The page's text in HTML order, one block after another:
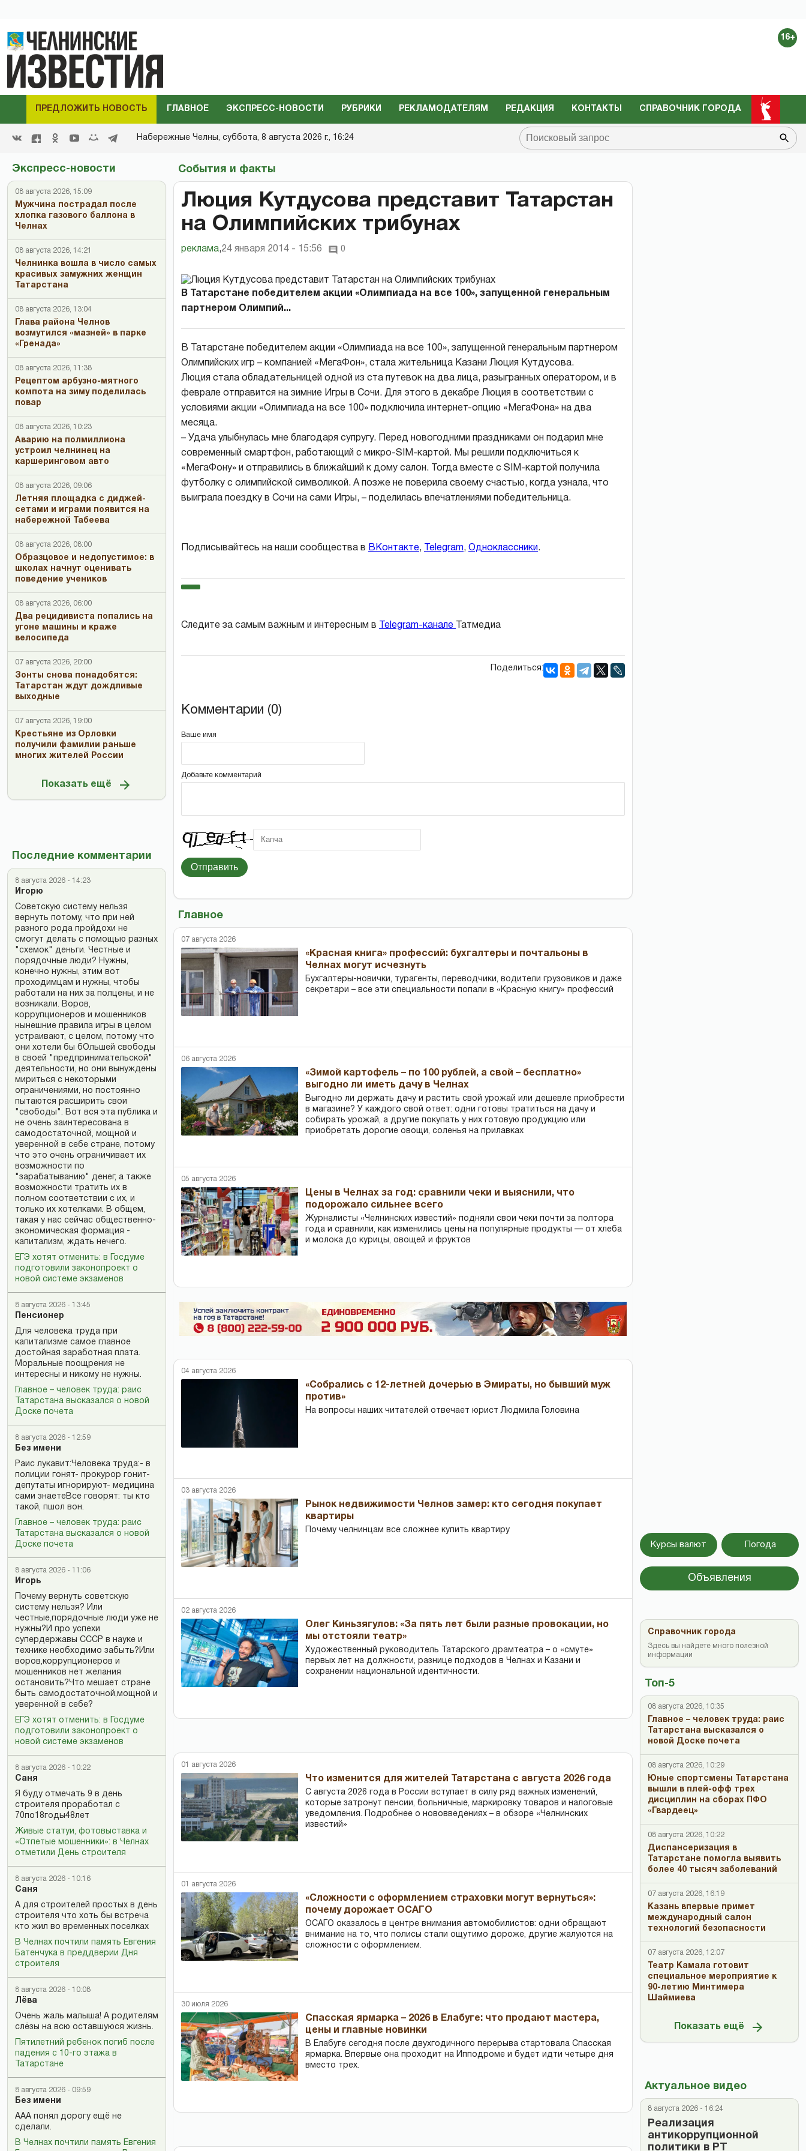
16+
ПРЕДЛОЖИТЬ НОВОСТЬ ГЛАВНОЕ ЭКСПРЕСС-НОВОСТИ РУБРИКИ РЕКЛАМОДАТЕЛЯМ РЕДАКЦИЯ КОНТАКТЫ СПРАВОЧНИК ГОРОДА
Набережные Челны, суббота, 8 августа 2026 г., 16:24
Экспресс-новости
08 августа 2026, 15:09
Мужчина пострадал после
хлопка газового баллона в
Челнах
08 августа 2026, 14:21
Челнинка вошла в число самых
красивых замужних женщин
Татарстана
08 августа 2026, 13:04
Глава района Челнов
возмутился «мазней» в парке
«Гренада»
08 августа 2026, 11:38
Рецептом арбузно-мятного
компота на зиму поделилась
повар
08 августа 2026, 10:23
Аварию на полмиллиона
устроил челнинец на
каршеринговом авто
08 августа 2026, 09:06
Летняя площадка с диджей-
сетами и играми появится на
набережной Табеева
08 августа 2026, 08:00
Образцовое и недопустимое: в
школах начнут оценивать
поведение учеников
08 августа 2026, 06:00
Два рецидивиста попались на
угоне машины и краже
велосипеда
07 августа 2026, 20:00
Зонты снова понадобятся:
Татарстан ждут дождливые
выходные
07 августа 2026, 19:00
Крестьяне из Орловки
получили фамилии раньше
многих жителей России
Показать ещё
Последние комментарии
8 августа 2026 - 14:23
Игорю
Советскую систему нельзя
вернуть потому, что при ней
разного рода пройдохи не
смогут делать с помощью разных
"схемок" деньги. Честные и
порядочные люди? Нужны,
конечно нужны, этим вот
проходимцам и нужны, чтобы
работали на них за полцены, и не
возникали. Воров,
коррупционеров и мошенников
нынешние правила игры в целом
устраивают, с целом, потому что
они хотели бы бОльшей свободы
в своей "предпринимательской"
деятельности, но они вынуждены
мириться с некоторыми
ограничениями, но постоянно
пытаются расширить свои
"свободы". Вот вся эта публика и
не очень заинтересована в
самодостаточной, мощной и
уверенной в себе стране, потому
что это очень ограничивает их
возможности по
"зарабатыванию" денег, а также
возможности тратить их в
полном соответствии с их, и
только их хотелками. В общем,
такая у нас сейчас общественно-
экономическая формация -
капитализм, ждать нечего.
ЕГЭ хотят отменить: в Госдуме
подготовили законопроект о
новой системе экзаменов
8 августа 2026 - 13:45
Пенсионер
Для человека труда при
капитализме самое главное
достойная заработная плата.
Моральные поощрения не
интересны и никому не нужны.
Главное – человек труда: раис
Татарстана высказался о новой
Доске почета
8 августа 2026 - 12:59
Без имени
Раис лукавит:Человека труда:- в
полиции гонят- прокурор гонит-
депутаты игнорируют- медицина
сами знаетеВсе говорят: ты кто
такой, пшол вон.
Главное – человек труда: раис
Татарстана высказался о новой
Доске почета
8 августа 2026 - 11:06
Игорь
Почему вернуть советскую
систему нельзя? Или
честные,порядочные люди уже не
нужны?И про успехи
супердержавы СССР в науке и
технике необходимо забыть?Или
воров,коррупционеров и
мошенников нет желания
остановить?Что мешает стране
быть самодостаточной,мощной и
уверенной в себе?
ЕГЭ хотят отменить: в Госдуме
подготовили законопроект о
новой системе экзаменов
8 августа 2026 - 10:22
Саня
Я буду отмечать 9 в день
строителя проработал с
70по18годы48лет
Живые статуи, фотовыставка и
«Отпетые мошенники»: в Челнах
отметили День строителя
8 августа 2026 - 10:16
Саня
А для строителей простых в день
строителя что хоть бы встреча
кто жил во временных поселках
В Челнах почтили память Евгения
Батенчука в преддверии Дня
строителя
8 августа 2026 - 10:08
Лёва
Очень жаль малыша! А родителям
слёзы на всю оставшуюся жизнь.
Пятилетний ребенок погиб после
падения с 10-го этажа в
Татарстане
8 августа 2026 - 09:59
Без имени
ААА понял дорогу ещё не
сделали.
В Челнах почтили память Евгения
События и факты
Люция Кутдусова представит Татарстан
на Олимпийских трибунах
реклама,24 января 2014 - 15:56 0
В Татарстане победителем акции «Олимпиада на все 100», запущенной генеральным
партнером Олимпий...
В Татарстане победителем акции «Олимпиада на все 100», запущенной генеральным партнером
Олимпийских игр – компанией «МегаФон», стала жительница Казани Люция Кутдусова.
Люция стала обладательницей одной из ста путевок на два лица, разыгранных оператором, и в
феврале отправится на зимние Игры в Сочи. Для этого в декабре Люция в соответствии с
условиями акции «Олимпиада на все 100» подключила интернет-опцию «МегаФона» на два
месяца.
– Удача улыбнулась мне благодаря супругу. Перед новогодними праздниками он подарил мне
современный смартфон, работающий с микро-SIM-картой. Мы решили подключиться к
«МегаФону» и отправились в ближайший к дому салон. Тогда вместе с SIM-картой получила
футболку с олимпийской символикой. А позже не поверила своему счастью, когда узнала, что
выиграла поездку в Сочи на сами Игры, – поделилась впечатлениями победительница.
Подписывайтесь на наши сообщества в ВКонтакте, Telegram, Одноклассники.
Следите за самым важным и интересным в Telegram-канале Татмедиа
Поделиться:
Комментарии (0)
Ваше имя
Добавьте комментарий
Отправить
Главное
07 августа 2026
«Красная книга» профессий: бухгалтеры и почтальоны в
Челнах могут исчезнуть
Бухгалтеры-новички, тур­агенты, переводчики, водители грузовиков и даже
секретари – все эти специальности попали в «Красную книгу» профессий
06 августа 2026
«Зимой картофель – по 100 рублей, а свой – бесплатно»
выгодно ли иметь дачу в Челнах
Выгодно ли держать дачу и растить свой урожай или дешевле приобрести
в магазине? У каждого свой ответ: одни готовы тратиться на дачу и
собирать урожай, а другие покупать у них готовую продукцию или
приобретать дорогие овощи, соленья на прилавках
05 августа 2026
Цены в Челнах за год: сравнили чеки и выяснили, что
подорожало сильнее всего
Журналисты «Челнинских известий» подняли свои чеки почти за полтора
года и сравнили, как изменились цены на популярные продукты — от хлеба
и молока до курицы, овощей и фруктов
04 августа 2026
«Собрались с 12-летней дочерью в Эмираты, но бывший муж
против»
На вопросы наших читателей отвечает юрист Людмила Головина
03 августа 2026
Рынок недвижимости Челнов замер: кто сегодня покупает
квартиры
Почему челнинцам все сложнее купить квартиру
02 августа 2026
Олег Киньзягулов: «За пять лет были разные провокации, но
мы отстояли театр»
Художественный руководитель Татарского драмтеатра – о «смуте»
первых лет на должности, разнице подходов в Челнах и Казани и
сохранении национальной идентичности.
01 августа 2026
Что изменится для жителей Татарстана с августа 2026 года
С августа 2026 года в России вступает в силу ряд важных изменений,
которые затронут пенсии, больничные, маркировку товаров и налоговые
уведомления. Подробнее о нововведениях – в обзоре «Челнинских
известий»
01 августа 2026
«Сложности с оформлением страховки могут вернуться»:
почему дорожает ОСАГО
ОСАГО оказалось в центре внимания автомобилистов: одни обращают
внимание на то, что полисы стали ощутимо дороже, другие жалуются на
сложности с оформлением.
30 июля 2026
Спасская ярмарка – 2026 в Елабуге: что продают мастера,
цены и главные новинки
В Елабуге сегодня после двухгодичного перерыва стартовала Спасская
ярмарка. Впервые она проходит на Ипподроме и будет идти четыре дня
вместо трех.
Курсы валют Погода
Объявления
Топ-5
08 августа 2026, 10:35
Главное – человек труда: раис
Татарстана высказался о
новой Доске почета
08 августа 2026, 10:29
Юные спортсмены Татарстана
вышли в плей-офф трех
дисциплин на сборах ПФО
«Гвардеец»
08 августа 2026, 10:22
Диспансеризация в
Татарстане помогла выявить
более 40 тысяч заболеваний
07 августа 2026, 16:19
Казань впервые примет
международный салон
технологий безопасности
07 августа 2026, 12:07
Театр Камала готовит
специальное мероприятие к
90-летию Минтимера
Шаймиева
Показать ещё
Актуальное видео
8 августа 2026 - 16:24
Реализация
антикоррупционной
политики в РТ
Справочник города
Здесь вы найдете много полезной
информации